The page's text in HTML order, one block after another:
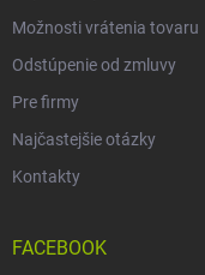
Možnosti vrátenia tovaru
Odstúpenie od zmluvy
Pre firmy
Najčastejšie otázky
Kontakty
FACEBOOK